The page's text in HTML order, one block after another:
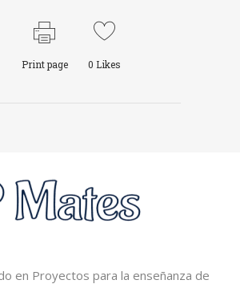
Print page 0 Likes
en Proyectos para la enseñanza de